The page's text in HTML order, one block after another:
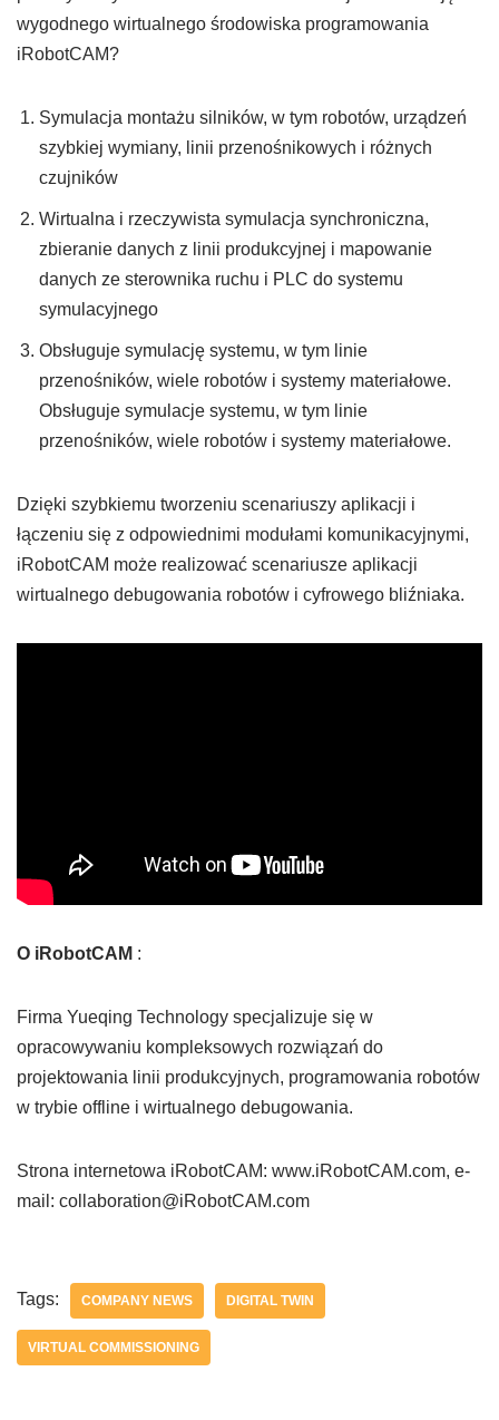
wygodnego wirtualnego środowiska programowania
iRobotCAM?
Symulacja montażu silników, w tym robotów, urządzeń
szybkiej wymiany, linii przenośnikowych i różnych
czujników
Wirtualna i rzeczywista symulacja synchroniczna,
zbieranie danych z linii produkcyjnej i mapowanie
danych ze sterownika ruchu i PLC do systemu
symulacyjnego
Obsługuje symulację systemu, w tym linie
przenośników, wiele robotów i systemy materiałowe.
Obsługuje symulacje systemu, w tym linie
przenośników, wiele robotów i systemy materiałowe.
Dzięki szybkiemu tworzeniu scenariuszy aplikacji i
łączeniu się z odpowiednimi modułami komunikacyjnymi,
iRobotCAM może realizować scenariusze aplikacji
wirtualnego debugowania robotów i cyfrowego bliźniaka.
O iRobotCAM :
Firma Yueqing Technology specjalizuje się w
opracowywaniu kompleksowych rozwiązań do
projektowania linii produkcyjnych, programowania robotów
w trybie offline i wirtualnego debugowania.
Strona internetowa iRobotCAM: www.iRobotCAM.com, e-
mail: collaboration@iRobotCAM.com
Tags: COMPANY NEWS DIGITAL TWIN
VIRTUAL COMMISSIONING